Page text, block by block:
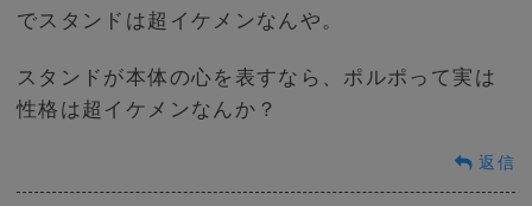
でスタンドは超イケメンなんや。
スタンドが本体の心を表すなら、ポルポって実は
性格は超イケメンなんか？
返信